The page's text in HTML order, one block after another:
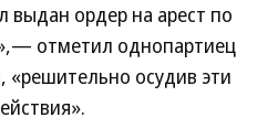
выдан ордер на арест по
отметил однопартиец
«решительно осудив эти